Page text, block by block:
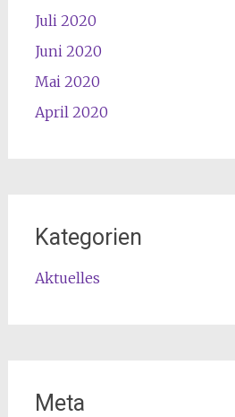
Juli 2020
Juni 2020
Mai 2020
April 2020
Kategorien
Aktuelles
Meta